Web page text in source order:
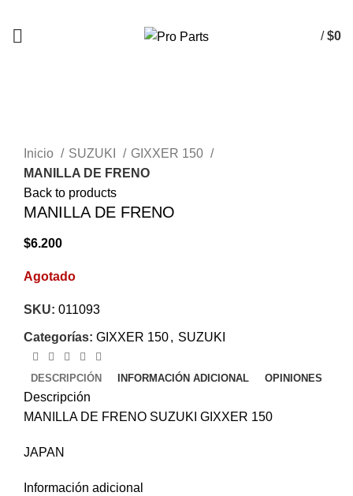
/ $0
Inicio
SUZUKI
GIXXER 150
MANILLA DE FRENO
Back to products
MANILLA DE FRENO
$6.200
Agotado
SKU: 011093
Categorías: GIXXER 150, SUZUKI
DESCRIPCIÓN INFORMACIÓN ADICIONAL OPINIONES
Descripción
MANILLA DE FRENO SUZUKI GIXXER 150
JAPAN
Información adicional